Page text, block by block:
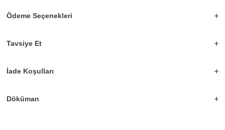
PDF dosyasını kolaylıkla e-posta olarak gönderebilme
Ekranda o güne ait en düşük ve en yüksek dereceyi ve son 30 günün
Biri üst biri alt olmak üzere ayrı ayrı programlanabilen 2 alarm limiti
ILAC tarafından tanınan uluslararası standarda izlenebilir kalibrasyon
Ödeme Seçenekleri
Tavsiye Et
İade Koşulları
Döküman